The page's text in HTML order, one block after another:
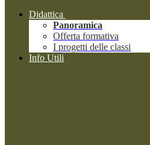
Didattica
Panoramica
Offerta formativa
I progetti delle classi
Info Utili